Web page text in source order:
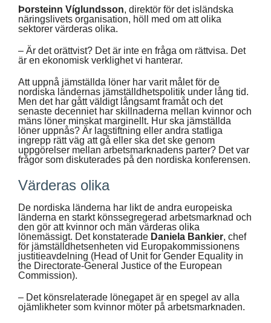
Þorsteinn Víglundsson, direktör för det isländska
näringslivets organisation, höll med om att olika
sektorer värderas olika.
– Är det orättvist? Det är inte en fråga om rättvisa. Det
är en ekonomisk verklighet vi hanterar.
Att uppnå jämställda löner har varit målet för de
nordiska ländernas jämställdhetspolitik under lång tid.
Men det har gått väldigt långsamt framåt och det
senaste decenniet har skillnaderna mellan kvinnor och
mäns löner minskat marginellt. Hur ska jämställda
löner uppnås? Är lagstiftning eller andra statliga
ingrepp rätt väg att gå eller ska det ske genom
uppgörelser mellan arbetsmarknadens parter? Det var
frågor som diskuterades på den nordiska konferensen.
Värderas olika
De nordiska länderna har likt de andra europeiska
länderna en starkt könssegregerad arbetsmarknad och
den gör att kvinnor och män värderas olika
lönemässigt. Det konstaterade Daniela Bankier, chef
för jämställdhetsenheten vid Europakommissionens
justitieavdelning (Head of Unit for Gender Equality in
the Directorate-General Justice of the European
Commission).
– Det könsrelaterade lönegapet är en spegel av alla
ojämlikheter som kvinnor möter på arbetsmarknaden.